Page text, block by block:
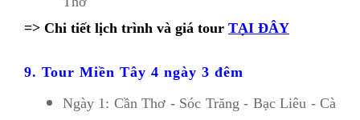
=> Chi tiết lịch trình và giá tour TẠI ĐÂY
9. Tour Miền Tây 4 ngày 3 đêm
Ngày 1: Cần Thơ - Sóc Trăng - Bạc Liêu - Cà